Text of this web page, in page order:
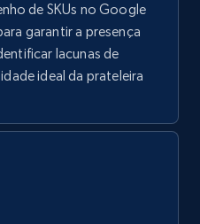
Gtin,
Top reviews, and
de SKUs no Google
garantir a presença
lacunas de
ideal da prateleira